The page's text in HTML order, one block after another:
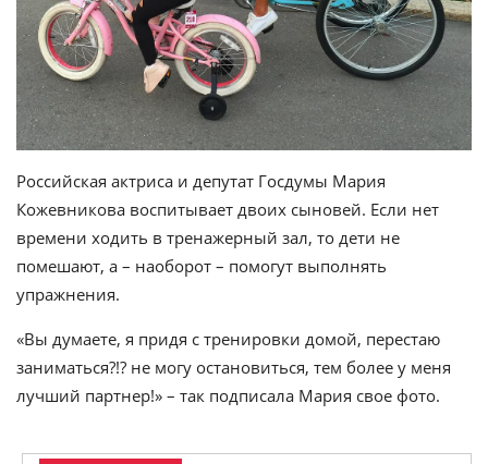
Российская актриса и депутат Госдумы Мария
Кожевникова воспитывает двоих сыновей. Если нет
времени ходить в тренажерный зал, то дети не
помешают, а – наоборот – помогут выполнять
упражнения.
«Вы думаете, я придя с тренировки домой, перестаю
заниматься?!? не могу остановиться, тем более у меня
лучший партнер!» – так подписала Мария свое фото.